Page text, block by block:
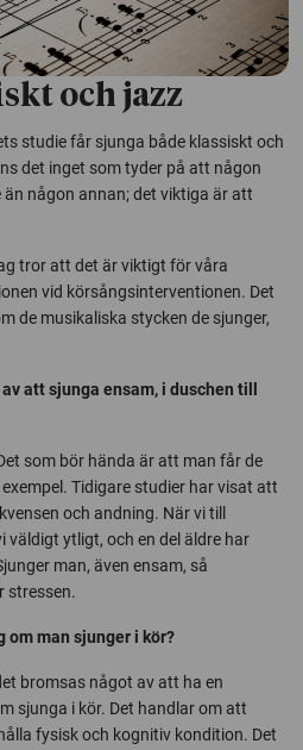
och jazz
studie får sjunga både klassiskt och
det inget som tyder på att någon
någon annan; det viktiga är att
tror att det är viktigt för våra
vid körsångsinterventionen. Det
de musikaliska stycken de sjunger,
att sjunga ensam, i duschen till
som bör hända är att man får de
Tidigare studier har visat att
och andning. När vi till
väldigt ytligt, och en del äldre har
man, även ensam, så
stressen.
om man sjunger i kör?
bromsas något av att ha en
sjunga i kör. Det handlar om att
fysisk och kognitiv kondition. Det